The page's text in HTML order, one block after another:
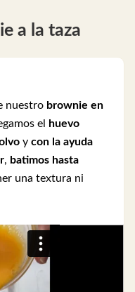
a la taza
nuestro brownie en
el
huevo
y con la ayuda
, batimos hasta
una textura ni